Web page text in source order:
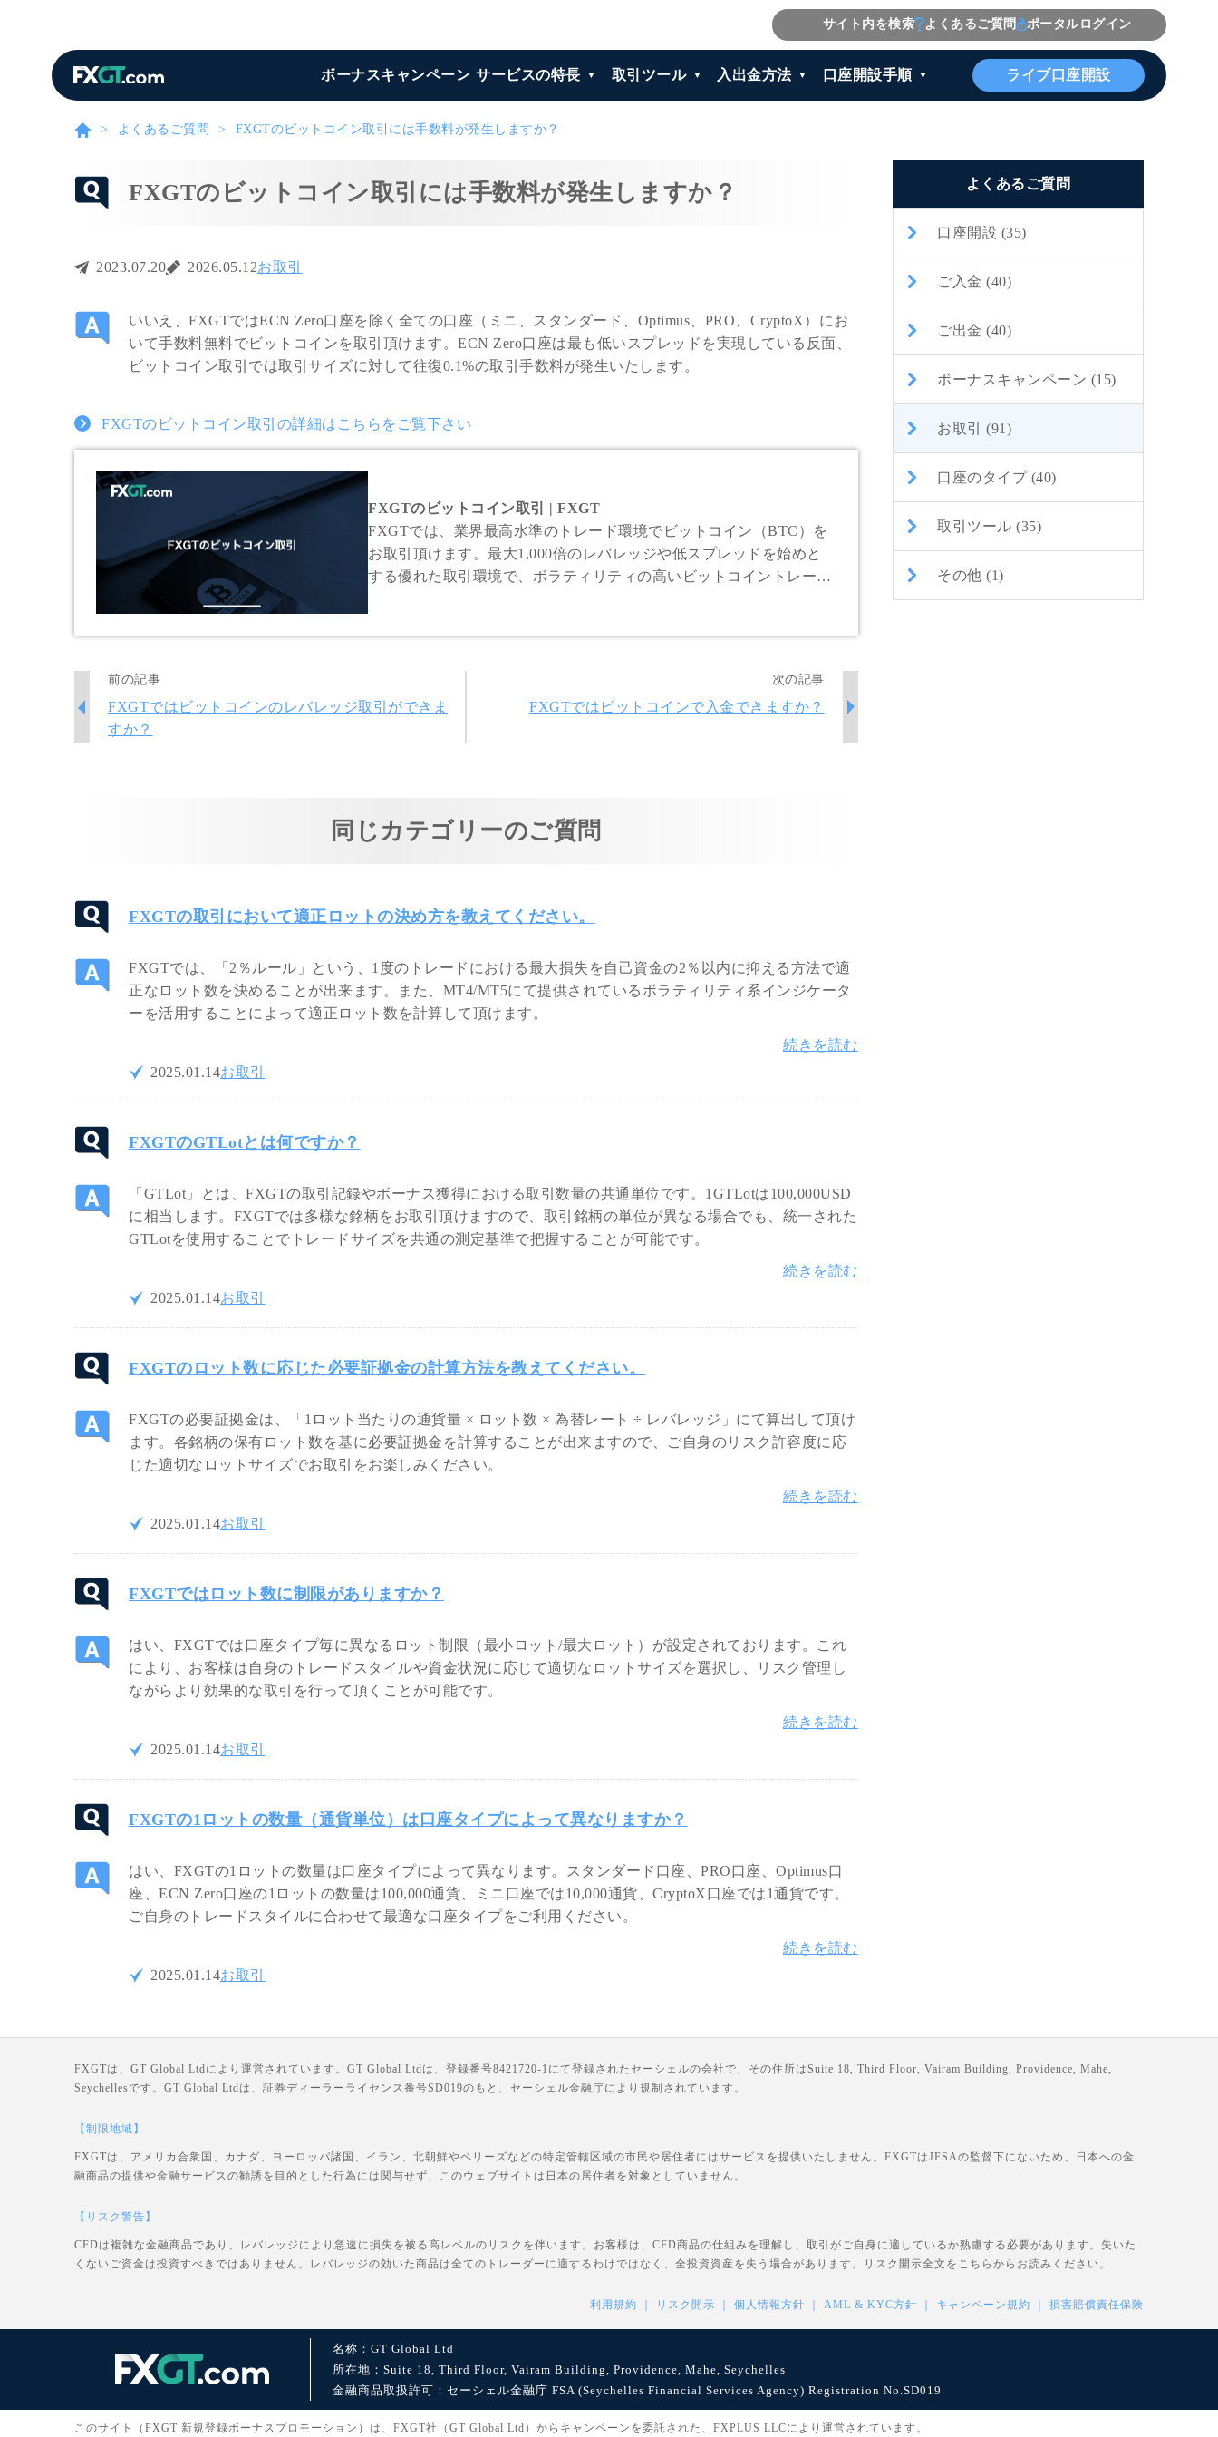
サイト内を検索 よくあるご質問 ポータルログイン
ボーナスキャンペーン サービスの特長 取引ツール 入出金方法 口座開設手順 ライブ口座開設
よくあるご質問 FXGTのビットコイン取引には手数料が発生しますか？
FXGTのビットコイン取引には手数料が発生しますか？
2023.07.20 2026.05.12お取引
いいえ、FXGTではECN Zero口座を除く全ての口座（ミニ、スタンダード、Optimus、PRO、CryptoX）にお
いて手数料無料でビットコインを取引頂けます。ECN Zero口座は最も低いスプレッドを実現している反面、
ビットコイン取引では取引サイズに対して往復0.1%の取引手数料が発生いたします。
FXGTのビットコイン取引の詳細はこちらをご覧下さい
FXGTのビットコイン取引 | FXGT
FXGTでは、業界最高水準のトレード環境でビットコイン（BTC）を
お取引頂けます。最大1,000倍のレバレッジや低スプレッドを始めと
する優れた取引環境で、ボラティリティの高いビットコイントレード
前の記事
FXGTではビットコインのレバレッジ取引ができま
すか？
次の記事
FXGTではビットコインで入金できますか？
同じカテゴリーのご質問
FXGTの取引において適正ロットの決め方を教えてください。
FXGTでは、「2％ルール」という、1度のトレードにおける最大損失を自己資金の2％以内に抑える方法で適
正なロット数を決めることが出来ます。また、MT4/MT5にて提供されているボラティリティ系インジケータ
ーを活用することによって適正ロット数を計算して頂けます。
続きを読む
2025.01.14お取引
FXGTのGTLotとは何ですか？
「GTLot」とは、FXGTの取引記録やボーナス獲得における取引数量の共通単位です。1GTLotは100,000USD
に相当します。FXGTでは多様な銘柄をお取引頂けますので、取引銘柄の単位が異なる場合でも、統一された
GTLotを使用することでトレードサイズを共通の測定基準で把握することが可能です。
続きを読む
2025.01.14お取引
FXGTのロット数に応じた必要証拠金の計算方法を教えてください。
FXGTの必要証拠金は、「1ロット当たりの通貨量 × ロット数 × 為替レート ÷ レバレッジ」にて算出して頂け
ます。各銘柄の保有ロット数を基に必要証拠金を計算することが出来ますので、ご自身のリスク許容度に応
じた適切なロットサイズでお取引をお楽しみください。
続きを読む
2025.01.14お取引
FXGTではロット数に制限がありますか？
はい、FXGTでは口座タイプ毎に異なるロット制限（最小ロット/最大ロット）が設定されております。これ
により、お客様は自身のトレードスタイルや資金状況に応じて適切なロットサイズを選択し、リスク管理し
ながらより効果的な取引を行って頂くことが可能です。
続きを読む
2025.01.14お取引
FXGTの1ロットの数量（通貨単位）は口座タイプによって異なりますか？
はい、FXGTの1ロットの数量は口座タイプによって異なります。スタンダード口座、PRO口座、Optimus口
座、ECN Zero口座の1ロットの数量は100,000通貨、ミニ口座では10,000通貨、CryptoX口座では1通貨です。
ご自身のトレードスタイルに合わせて最適な口座タイプをご利用ください。
続きを読む
2025.01.14お取引
よくあるご質問
口座開設 (35)
ご入金 (40)
ご出金 (40)
ボーナスキャンペーン (15)
お取引 (91)
口座のタイプ (40)
取引ツール (35)
その他 (1)
FXGTは、GT Global Ltdにより運営されています。GT Global Ltdは、登録番号8421720-1にて登録されたセーシェルの会社で、その住所はSuite 18, Third Floor, Vairam Building, Providence, Mahe,
Seychellesです。GT Global Ltdは、証券ディーラーライセンス番号SD019のもと、セーシェル金融庁により規制されています。
【制限地域】
FXGTは、アメリカ合衆国、カナダ、ヨーロッパ諸国、イラン、北朝鮮やベリーズなどの特定管轄区域の市民や居住者にはサービスを提供いたしません。FXGTはJFSAの監督下にないため、日本への金
融商品の提供や金融サービスの勧誘を目的とした行為には関与せず、このウェブサイトは日本の居住者を対象としていません。
【リスク警告】
CFDは複雑な金融商品であり、レバレッジにより急速に損失を被る高レベルのリスクを伴います。お客様は、CFD商品の仕組みを理解し、取引がご自身に適しているか熟慮する必要があります。失いた
くないご資金は投資すべきではありません。レバレッジの効いた商品は全てのトレーダーに適するわけではなく、全投資資産を失う場合があります。リスク開示全文を こちら からお読みください。
利用規約 リスク開示 個人情報方針 AML & KYC方針 キャンペーン規約 損害賠償責任保険
名称：GT Global Ltd
所在地：Suite 18, Third Floor, Vairam Building, Providence, Mahe, Seychelles
金融商品取扱許可：セーシェル金融庁 FSA (Seychelles Financial Services Agency) Registration No.SD019
このサイト（FXGT 新規登録ボーナスプロモーション）は、FXGT社（GT Global Ltd）からキャンペーンを委託された、FXPLUS LLCにより運営されています。